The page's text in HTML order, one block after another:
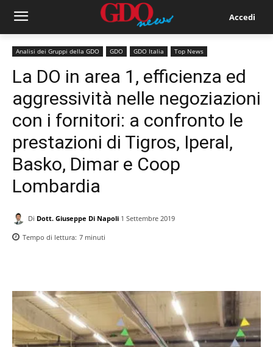
Accedi
Analisi dei Gruppi della GDO GDO GDO Italia Top News
La DO in area 1, efficienza ed
aggressività nelle negoziazioni
con i fornitori: a confronto le
prestazioni di Tigros, Iperal,
Basko, Dimar e Coop
Lombardia
Di Dott. Giuseppe Di Napoli 1 Settembre 2019
Tempo di lettura: 7 minuti